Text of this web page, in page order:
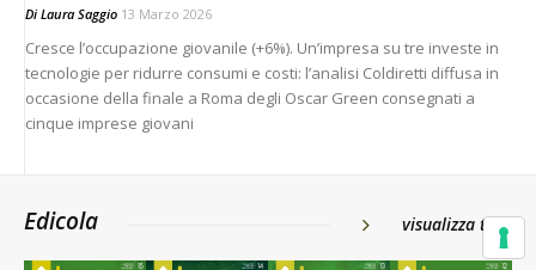
Di Laura Saggio 13 Marzo 2026
Cresce l’occupazione giovanile (+6%). Un’impresa su tre investe in
tecnologie per ridurre consumi e costi: l’analisi Coldiretti diffusa in
occasione della finale a Roma degli Oscar Green consegnati a
cinque imprese giovani
Edicola visualizza tutti